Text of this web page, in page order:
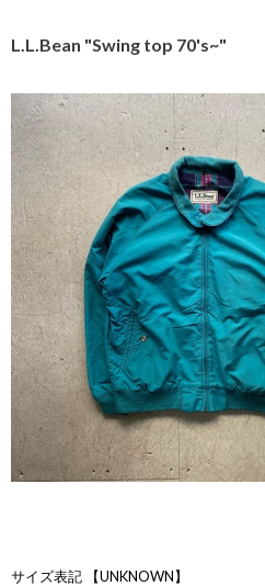
L.L.Bean "Swing top 70's~"
サイズ表記 【UNKNOWN】